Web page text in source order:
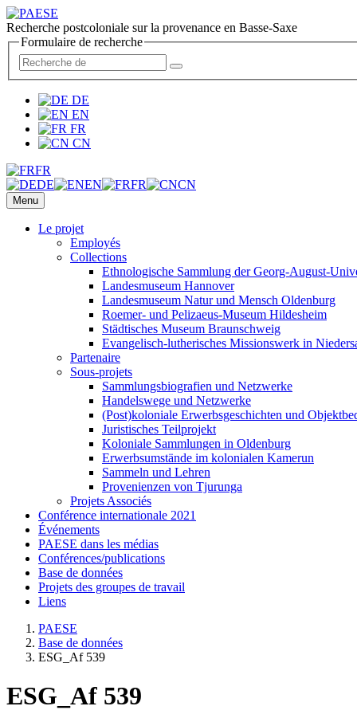
Recherche postcoloniale sur la provenance en Basse-Saxe
Formulaire de recherche
DE
EN
FR
CN
FR
DE
EN FR CN
Menu
Le projet
Employés
Collections
Ethnologische Sammlung der Georg-August-
Landesmuseum Hannover
Landesmuseum Natur und Mensch Oldenburg
Roemer- und Pelizaeus-Museum Hildesheim
Städtisches Museum Braunschweig
Evangelisch-lutherisches Missionswerk in
Partenaire
Sous-projets
Sammlungsbiografien und Netzwerke
Handelswege und Netzwerke
(Post)koloniale Erwerbsgeschichten und
Juristisches Teilprojekt
Koloniale Sammlungen in Oldenburg
Erwerbsumstände im kolonialen Kamerun
Sammeln und Lehren
Provenienzen von Tjurunga
Projets Associés
Conférence internationale 2021
Événements
PAESE dans les médias
Conférences/publications
Base de données
Projets des groupes de travail
Liens
PAESE
Base de données
ESG_Af 539
ESG_Af 539